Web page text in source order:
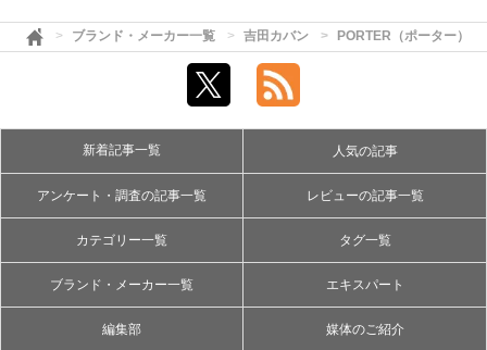
ブランド・メーカー一覧 吉田カバン PORTER（ポーター）
新着記事一覧 人気の記事
アンケート・調査の記事一覧 レビューの記事一覧
カテゴリー一覧 タグ一覧
ブランド・メーカー一覧 エキスパート
編集部 媒体のご紹介